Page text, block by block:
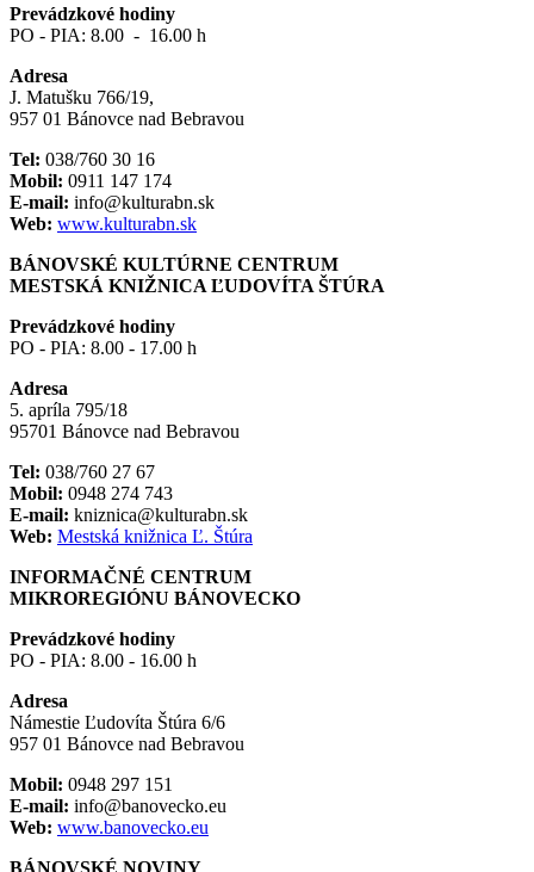
Prevádzkové hodiny
PO - PIA: 8.00 - 16.00 h
Adresa
J. Matušku 766/19,
957 01 Bánovce nad Bebravou
Tel: 038/760 30 16
Mobil: 0911 147 174
E-mail: info@kulturabn.sk
Web: www.kulturabn.sk
BÁNOVSKÉ KULTÚRNE CENTRUM
MESTSKÁ KNIŽNICA ĽUDOVÍTA ŠTÚRA
Prevádzkové hodiny
PO - PIA: 8.00 - 17.00 h
Adresa
5. apríla 795/18
95701 Bánovce nad Bebravou
Tel: 038/760 27 67
Mobil: 0948 274 743
E-mail: kniznica@kulturabn.sk
Web: Mestská knižnica Ľ. Štúra
INFORMAČNÉ CENTRUM
MIKROREGIÓNU BÁNOVECKO
Prevádzkové hodiny
PO - PIA: 8.00 - 16.00 h
Adresa
Námestie Ľudovíta Štúra 6/6
957 01 Bánovce nad Bebravou
Mobil: 0948 297 151
E-mail: info@banovecko.eu
Web: www.banovecko.eu
BÁNOVSKÉ NOVINY